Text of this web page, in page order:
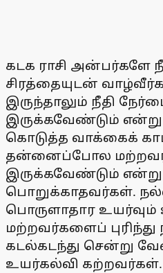
கடக ராசி அன்பர்களே
சிரத்தையுடன்
இருந்தாலும் நீதி
இருக்கவேண்டும்
கொடுத்த வாக்கைக்
தன்னைப்போல
இருக்கவேண்டும்
பொறுக்காதவர்கள்.
பொருளாதார
மற்றவர்களைப்
கடல்கடந்து சென்று
உயர்கல்வி கற்றவர்கள்.